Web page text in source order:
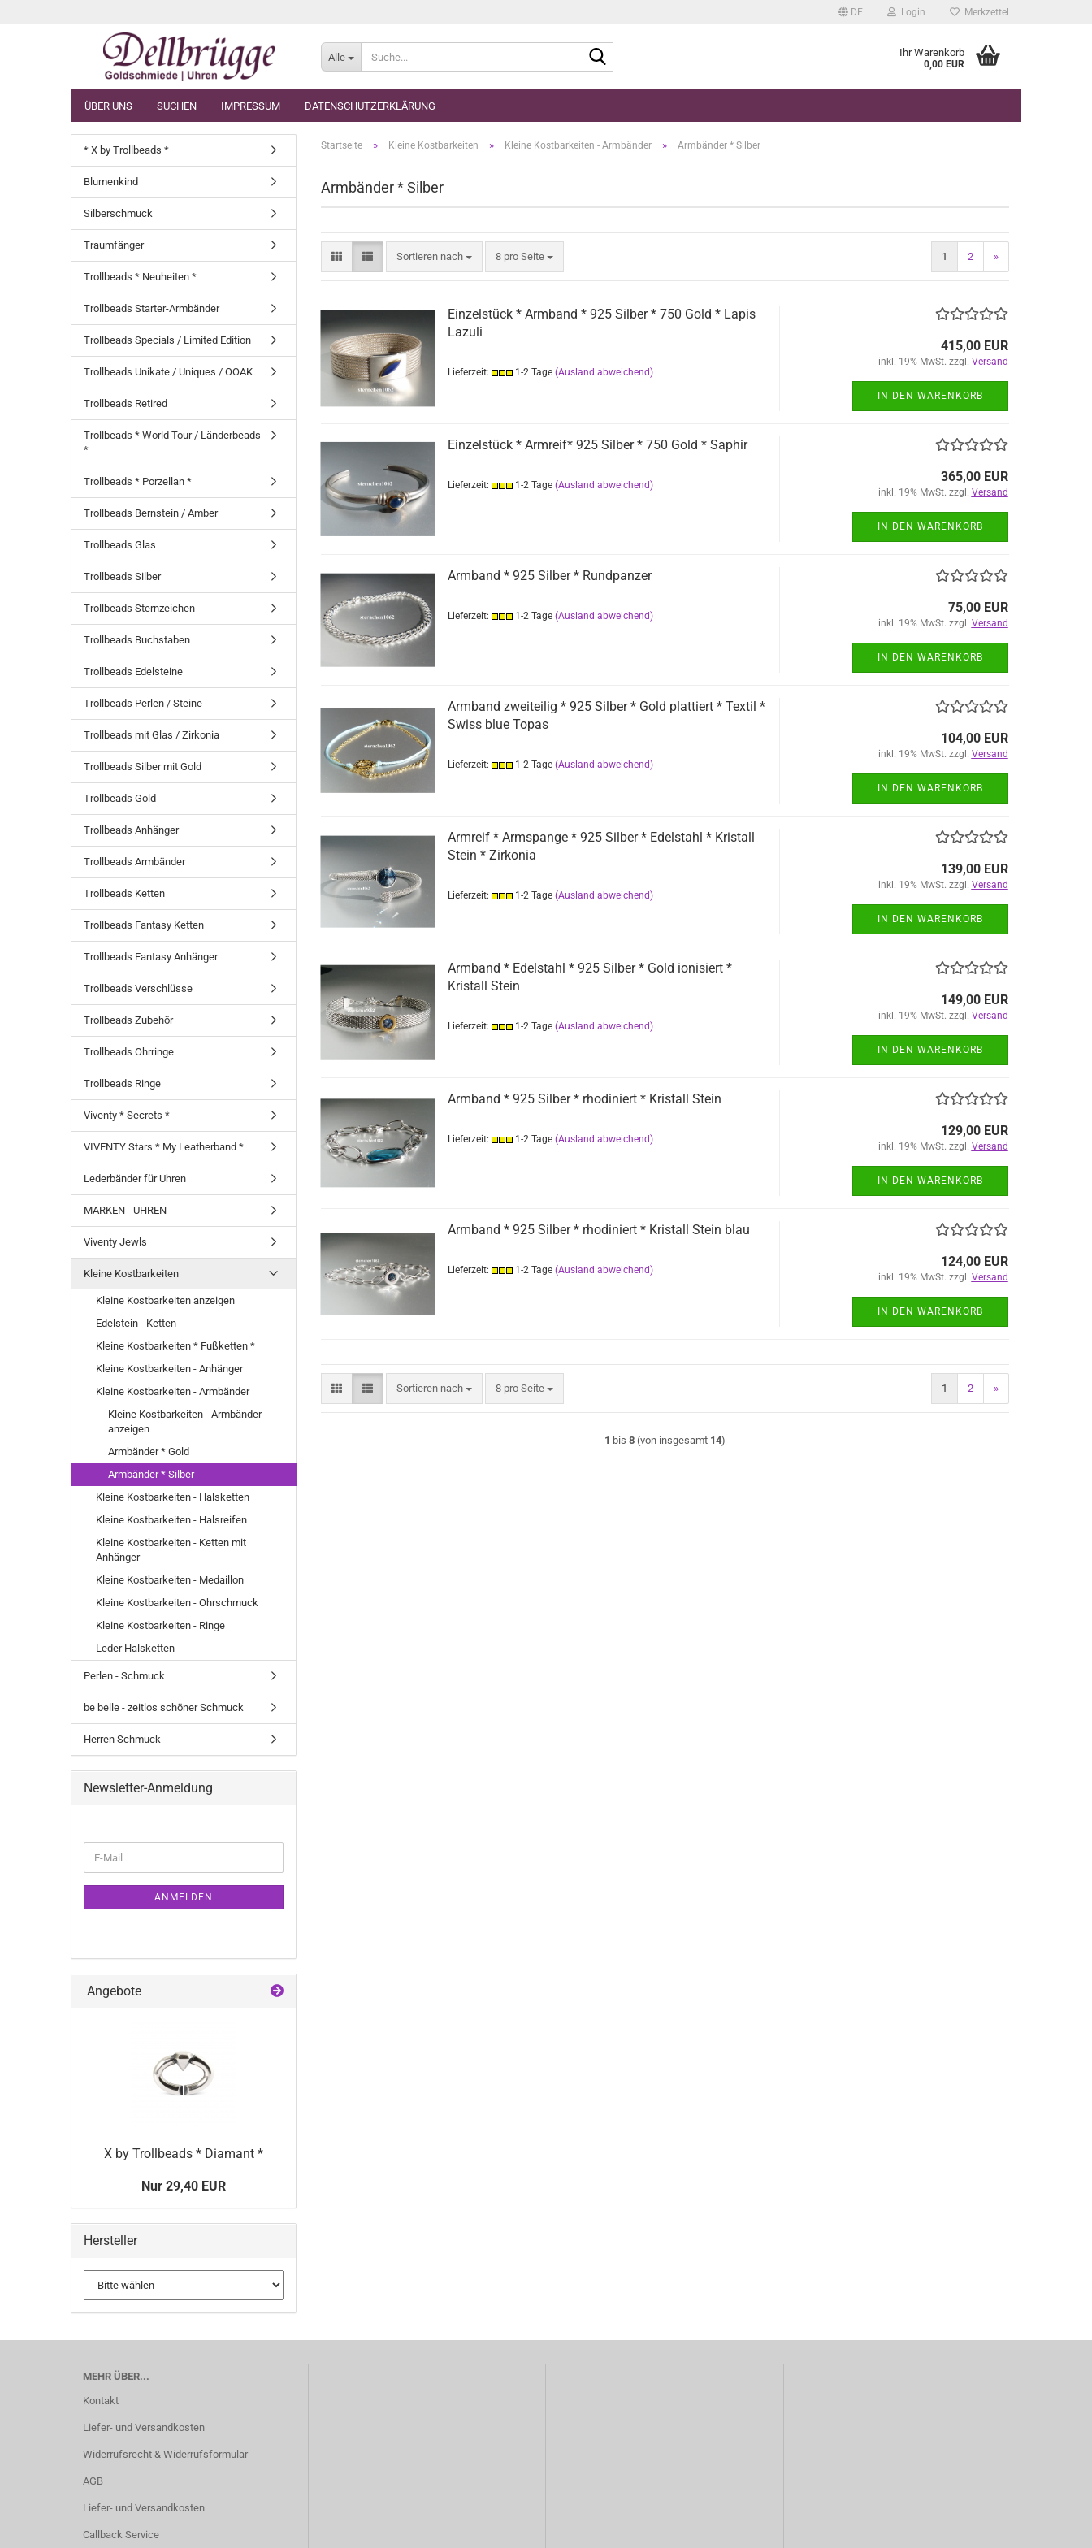
DE Login Merkzettel
Alle Ihr Warenkorb
0,00 EUR
ÜBER UNS SUCHEN IMPRESSUM DATENSCHUTZERKLÄRUNG
Startseite » Kleine Kostbarkeiten » Kleine Kostbarkeiten - Armbänder » Armbänder * Silber
Armbänder * Silber
Sortieren nach
Sortieren nach 8 pro Seite
pro Seite 1 2 »
Einzelstück * Armband * 925 Silber * 750 Gold * Lapis
Lazuli
Lieferzeit: 1-2 Tage (Ausland abweichend)
415,00 EUR
inkl. 19% MwSt. zzgl. Versand
IN DEN WARENKORB
Einzelstück * Armreif* 925 Silber * 750 Gold * Saphir
Lieferzeit: 1-2 Tage (Ausland abweichend)
365,00 EUR
inkl. 19% MwSt. zzgl. Versand
IN DEN WARENKORB
Armband * 925 Silber * Rundpanzer
Lieferzeit: 1-2 Tage (Ausland abweichend)
75,00 EUR
inkl. 19% MwSt. zzgl. Versand
IN DEN WARENKORB
Armband zweiteilig * 925 Silber * Gold plattiert * Textil *
Swiss blue Topas
Lieferzeit: 1-2 Tage (Ausland abweichend)
104,00 EUR
inkl. 19% MwSt. zzgl. Versand
IN DEN WARENKORB
Armreif * Armspange * 925 Silber * Edelstahl * Kristall
Stein * Zirkonia
Lieferzeit: 1-2 Tage (Ausland abweichend)
139,00 EUR
inkl. 19% MwSt. zzgl. Versand
IN DEN WARENKORB
Armband * Edelstahl * 925 Silber * Gold ionisiert *
Kristall Stein
Lieferzeit: 1-2 Tage (Ausland abweichend)
149,00 EUR
inkl. 19% MwSt. zzgl. Versand
IN DEN WARENKORB
Armband * 925 Silber * rhodiniert * Kristall Stein
Lieferzeit: 1-2 Tage (Ausland abweichend)
129,00 EUR
inkl. 19% MwSt. zzgl. Versand
IN DEN WARENKORB
Armband * 925 Silber * rhodiniert * Kristall Stein blau
Lieferzeit: 1-2 Tage (Ausland abweichend)
124,00 EUR
inkl. 19% MwSt. zzgl. Versand
IN DEN WARENKORB
Sortieren nach
Sortieren nach 8 pro Seite
pro Seite 1 2 »
1 bis 8(von insgesamt 14)
* X by Trollbeads *
Blumenkind
Silberschmuck
Traumfänger
Trollbeads * Neuheiten *
Trollbeads Starter-Armbänder
Trollbeads Specials / Limited Edition
Trollbeads Unikate / Uniques / OOAK
Trollbeads Retired
Trollbeads * World Tour / Länderbeads
*
Trollbeads * Porzellan *
Trollbeads Bernstein / Amber
Trollbeads Glas
Trollbeads Silber
Trollbeads Sternzeichen
Trollbeads Buchstaben
Trollbeads Edelsteine
Trollbeads Perlen / Steine
Trollbeads mit Glas / Zirkonia
Trollbeads Silber mit Gold
Trollbeads Gold
Trollbeads Anhänger
Trollbeads Armbänder
Trollbeads Ketten
Trollbeads Fantasy Ketten
Trollbeads Fantasy Anhänger
Trollbeads Verschlüsse
Trollbeads Zubehör
Trollbeads Ohrringe
Trollbeads Ringe
Viventy * Secrets *
VIVENTY Stars * My Leatherband *
Lederbänder für Uhren
MARKEN - UHREN
Viventy Jewls
Kleine Kostbarkeiten
Kleine Kostbarkeiten anzeigen
Edelstein - Ketten
Kleine Kostbarkeiten * Fußketten *
Kleine Kostbarkeiten - Anhänger
Kleine Kostbarkeiten - Armbänder
Kleine Kostbarkeiten - Armbänder
anzeigen
Armbänder * Gold
Armbänder * Silber
Kleine Kostbarkeiten - Halsketten
Kleine Kostbarkeiten - Halsreifen
Kleine Kostbarkeiten - Ketten mit
Anhänger
Kleine Kostbarkeiten - Medaillon
Kleine Kostbarkeiten - Ohrschmuck
Kleine Kostbarkeiten - Ringe
Leder Halsketten
Perlen - Schmuck
be belle - zeitlos schöner Schmuck
Herren Schmuck
Newsletter-Anmeldung
ZUR
E-
Mail
ANMELDEN
Angebote
X by Trollbeads * Diamant *
Nur 29,40 EUR
Hersteller
MEHR ÜBER...
Kontakt
Liefer- und Versandkosten
Widerrufsrecht & Widerrufsformular
AGB
Liefer- und Versandkosten
Callback Service